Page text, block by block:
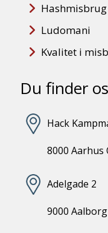
Hashmisbrug
Ludomani
Kvalitet i
Du finder
Hack
8000 Aarhus
Adelgade 2
9000 Aalborg